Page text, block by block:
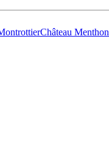
Château Menthon